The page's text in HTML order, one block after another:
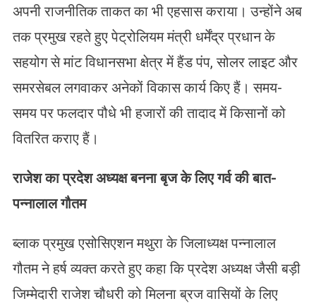
अपनी राजनीतिक ताकत का भी एहसास कराया। उन्होंने अब
तक प्रमुख रहते हुए पेट्रोलियम मंत्री धर्मेंद्र प्रधान के
सहयोग से मांट विधानसभा क्षेत्र में हैंड पंप, सोलर लाइट और
समरसेबल लगवाकर अनेकों विकास कार्य किए हैं। समय-
समय पर फलदार पौधे भी हजारों की तादाद में किसानों को
वितरित कराए हैं।
राजेश का प्रदेश अध्यक्ष बनना बृज के लिए गर्व की बात-
पन्नालाल गौतम
ब्लाक प्रमुख एसोसिएशन मथुरा के जिलाध्यक्ष पन्नालाल
गौतम ने हर्ष व्यक्त करते हुए कहा कि प्रदेश अध्यक्ष जैसी बड़ी
जिम्मेदारी राजेश चौधरी को मिलना ब्रज वासियों के लिए